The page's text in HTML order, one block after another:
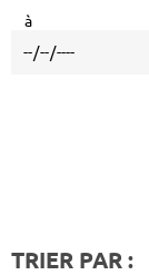
à
TRIER PAR :